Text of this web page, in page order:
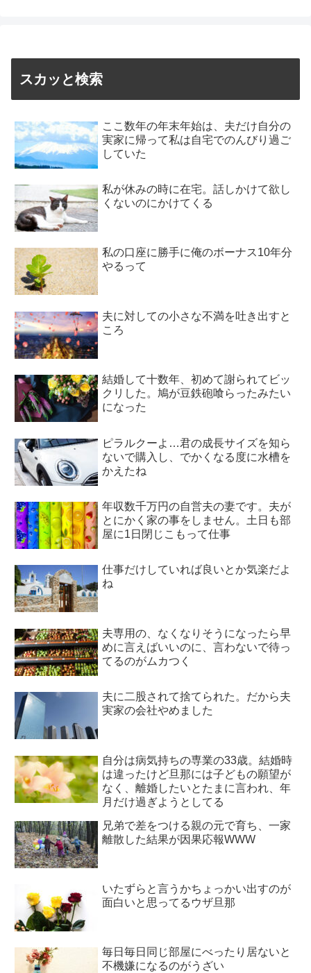
スカッと検索
ここ数年の年末年始は、夫だけ自分の
実家に帰って私は自宅でのんびり過ご
していた
私が休みの時に在宅。話しかけて欲し
くないのにかけてくる
私の口座に勝手に俺のボーナス10年分
やるって
夫に対しての小さな不満を吐き出すと
ころ
結婚して十数年、初めて謝られてビッ
クリした。鳩が豆鉄砲喰らったみたい
になった
ピラルクーよ…君の成長サイズを知ら
ないで購入し、でかくなる度に水槽を
かえたね
年収数千万円の自営夫の妻です。夫が
とにかく家の事をしません。土日も部
屋に1日閉じこもって仕事
仕事だけしていれば良いとか気楽だよ
ね
夫専用の、なくなりそうになったら早
めに言えばいいのに、言わないで待っ
てるのがムカつく
夫に二股されて捨てられた。だから夫
実家の会社やめました
自分は病気持ちの専業の33歳。結婚時
は違ったけど旦那には子どもの願望が
なく、離婚したいとたまに言われ、年
月だけ過ぎようとしてる
兄弟で差をつける親の元で育ち、一家
離散した結果が因果応報WWW
いたずらと言うかちょっかい出すのが
面白いと思ってるウザ旦那
毎日毎日同じ部屋にべったり居ないと
不機嫌になるのがうざい